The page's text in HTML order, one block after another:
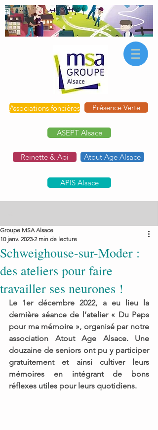
Associations foncières Présence Verte
ASEPT Alsace
Reinette & Api Atout Age Alsace
APIS Alsace
Schweighouse-sur-Moder :
des ateliers pour faire
travailler ses neurones !
Groupe MSA Alsace
10 janv. 2023 2 min de lecture
Le 1er décembre 2022, a eu lieu la
dernière séance de l’atelier « Du Peps
pour ma mémoire », organisé par notre
association Atout Age Alsace. Une
douzaine de seniors ont pu y participer
gratuitement et ainsi cultiver leurs
mémoires en intégrant de bons
réflexes utiles pour leurs quotidiens.